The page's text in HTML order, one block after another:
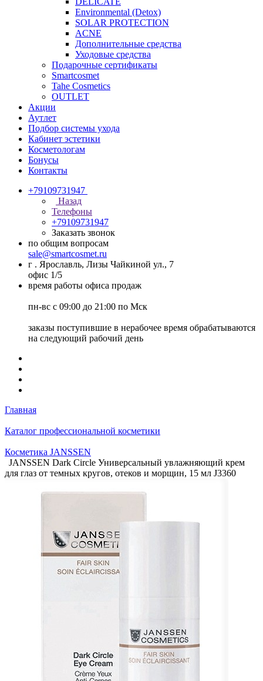
Environmental (Detox)
SOLAR PROTECTION
АCNE
Дополнительные средства
Уходовые средства
Подарочные сертификаты
Smartcosmet
Tahe Cosmetics
OUTLET
Акции
Аутлет
Подбор системы ухода
Кабинет эстетики
Косметологам
Бонусы
Контакты
+79109731947
Назад
Телефоны
+79109731947
Заказать звонок
по общим вопросам
sale@smartcosmet.ru
г . Ярославль, Лизы Чайкиной ул., 7
офис 1/5
время работы офиса продаж
пн-вс с 09:00 до 21:00 по Мск
заказы поступившие в нерабочее время обрабатываются
на следующий рабочий день
Главная
Каталог профессиональной косметики
Косметика JANSSEN
JANSSEN Dark Circle Универсальный увлажняющий крем
для глаз от темных кругов, отеков и морщин, 15 мл J3360